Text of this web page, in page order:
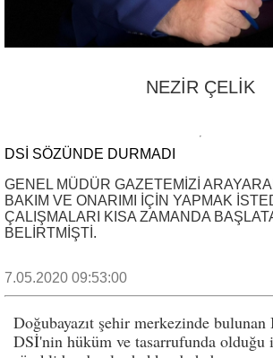
NEZİR ÇELİK
DSİ SÖZÜNDE DURMADI
GENEL MÜDÜR GAZETEMİZİ
BAKIM VE ONARIMI İÇİN YAPMAK
ÇALIŞMALARI KISA ZAMANDA
BELİRTMİŞTİ.
7.05.2020 09:53:00
Doğubayazıt şehir merkezinde bulunan
DSİ'nin hüküm ve tasarrufunda olduğu